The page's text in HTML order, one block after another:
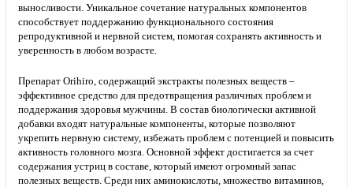
выносливости. Уникальное сочетание натуральных компонентов
способствует поддержанию функционального состояния
репродуктивной и нервной систем, помогая сохранять активность и
уверенность в любом возрасте.
Препарат Orihiro, содержащий экстракты полезных веществ –
эффективное средство для предотвращения различных проблем и
поддержания здоровья мужчины. В состав биологически активной
добавки входят натуральные компоненты, которые позволяют
укрепить нервную систему, избежать проблем с потенцией и повысить
активность головного мозга. Основной эффект достигается за счет
содержания устриц в составе, который имеют огромный запас
полезных веществ. Среди них аминокислоты, множество витаминов,